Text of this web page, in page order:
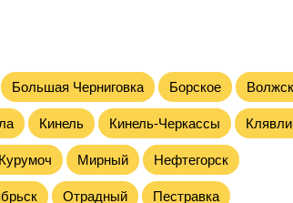
Большая Черниговка Борское
Кинель Кинель-Черкассы
Курумоч Мирный Нефтегорск
Отрадный Пестравка